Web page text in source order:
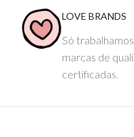
LOVE BRANDS
Só
marcas de
certificadas.